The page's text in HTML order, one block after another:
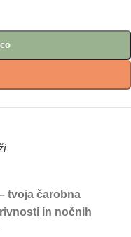
tvoja čarobna
in nočnih